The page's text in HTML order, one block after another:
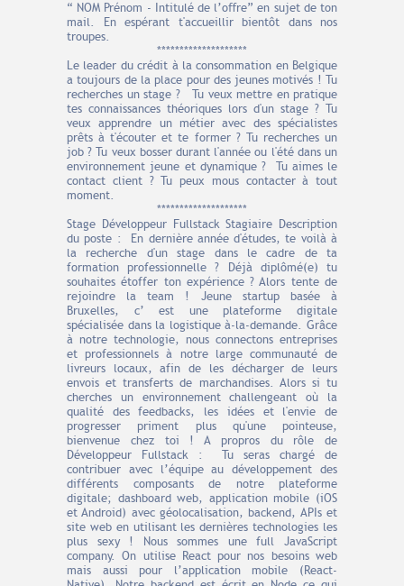
“ NOM Prénom - Intitulé de l’oﬀre” en sujet de ton
mail. En espérant t'accueillir bientôt dans nos
troupes.
********************
Le leader du crédit à la consommation en Belgique
a toujours de la place pour des jeunes motivés ! Tu
recherches un stage ? Tu veux mettre en pratique
tes connaissances théoriques lors d'un stage ? Tu
veux apprendre un métier avec des spécialistes
prêts à t'écouter et te former ? Tu recherches un
job ? Tu veux bosser durant l'année ou l'été dans un
environnement jeune et dynamique ? Tu aimes le
contact client ? Tu peux mous contacter à tout
moment.
********************
Stage Développeur Fullstack Stagiaire Description
du poste : En dernière année d'études, te voilà à
la recherche d'un stage dans le cadre de ta
formation professionnelle ? Déjà diplômé(e) tu
souhaites étoffer ton expérience ? Alors tente de
rejoindre la team ! Jeune startup basée à
Bruxelles, c’ est une plateforme digitale
spécialisée dans la logistique à-la-demande. Grâce
à notre technologie, nous connectons entreprises
et professionnels à notre large communauté de
livreurs locaux, afin de les décharger de leurs
envois et transferts de marchandises. Alors si tu
cherches un environnement challengeant où la
qualité des feedbacks, les idées et l'envie de
progresser priment plus qu'une pointeuse,
bienvenue chez toi ! A propros du rôle de
Développeur Fullstack : Tu seras chargé de
contribuer avec l’équipe au développement des
différents composants de notre plateforme
digitale; dashboard web, application mobile (iOS
et Android) avec géolocalisation, backend, APIs et
site web en utilisant les dernières technologies les
plus sexy ! Nous sommes une full JavaScript
company. On utilise React pour nos besoins web
mais aussi pour l’application mobile (React-